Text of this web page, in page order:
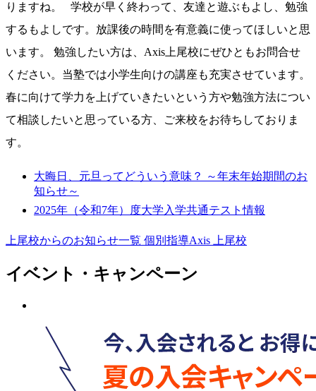
りますね。 学校が早く終わって、友達と遊ぶもよし、勉強
するもよしです。放課後の時間を有意義に使ってほしいと思
います。 勉強したい方は、Axis上尾校にぜひともお問合せ
ください。当塾では小学生向けの講座も充実させています。
春に向けて学力を上げていきたいという方や勉強方法につい
て相談したいと思っている方、ご来校をお待ちしておりま
す。
大晦日、元旦ってどういう意味？ ～年末年始期間のお
知らせ～
2025年（令和7年）度大学入学共通テスト情報
上尾校からのお知らせ一覧 個別指導Axis 上尾校
イベント・キャンペーン